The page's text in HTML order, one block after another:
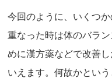
今回のように、いくつ
重なった時は体のバラ
めに漢方薬などで改善
いえます。何故かという